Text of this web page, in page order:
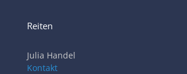
Reiten
Julia Handel
Kontakt